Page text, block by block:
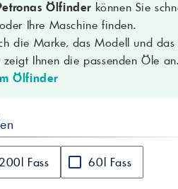
Motorräder führender japanischer,
Hersteller (gemäß Handbuch)
0,856 g/cm³ (ASTM D4052)
19,64 mm²/s (cSt) (ASTM D445)
0,81 % (ASTM D874)
7,0 mgKOH/g (ASTM D2896)
-39 °C (ASTM D97)
0 ml (ASTM D892)
Ölfinder können Sie
Ihre Maschine finden.
die Marke, das Modell und das
Ihnen die passenden Öle an.
Ölfinder
Fass 60l Fass